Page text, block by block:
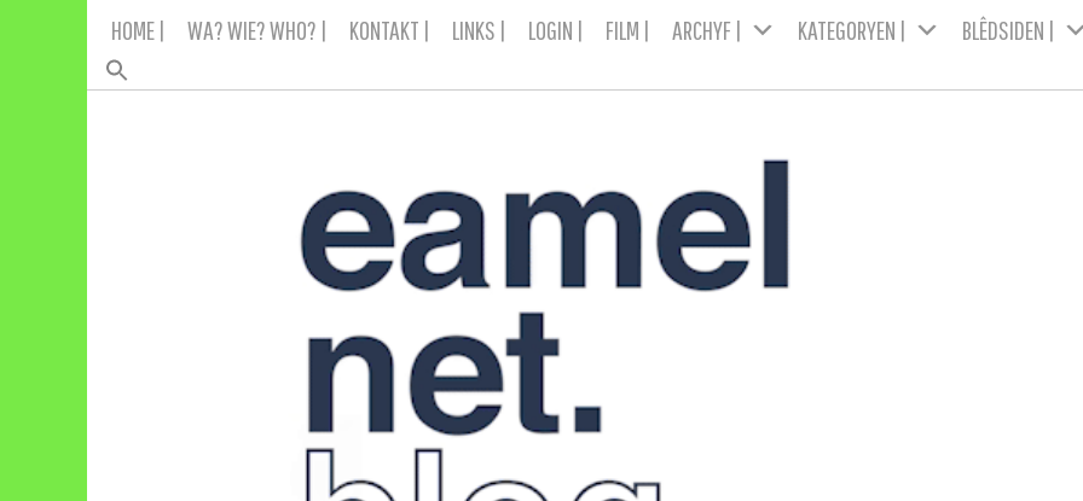
HOME | WA? WIE? WHO? | KONTAKT | LINKS | LOGIN | FILM | ARCHYF | KATEGORYEN | BLÊDSIDEN |